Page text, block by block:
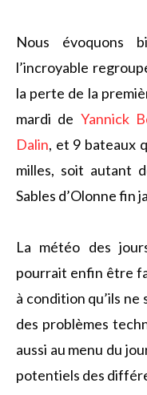
Nous évoquons
l’incroyable
la perte de la
mardi de Yannick
Dalin, et 9 bateaux
milles, soit autant
Sables d’Olonne fin
La météo des
pourrait enfin être
à condition qu’ils
des problèmes
aussi au menu du
potentiels des